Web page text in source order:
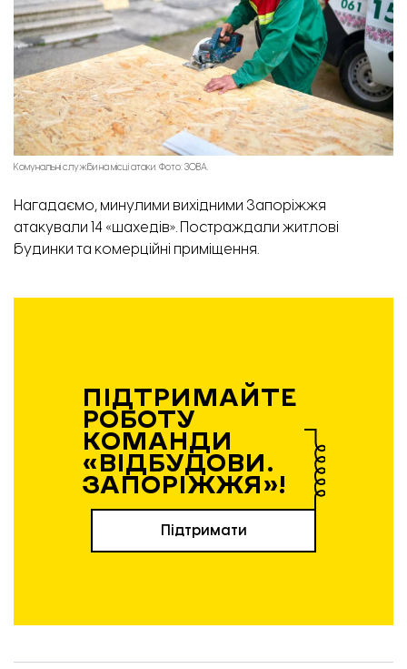
Комунальні служби на місці атаки. Фото: ЗОВА.
Нагадаємо, минулими вихідними Запоріжжя
атакували 14 «шахедів». Постраждали житлові
будинки та комерційні приміщення.
ПІДТРИМАЙТЕ
РОБОТУ
КОМАНДИ
«ВІДБУДОВИ.
ЗАПОРІЖЖЯ»!
Підтримати